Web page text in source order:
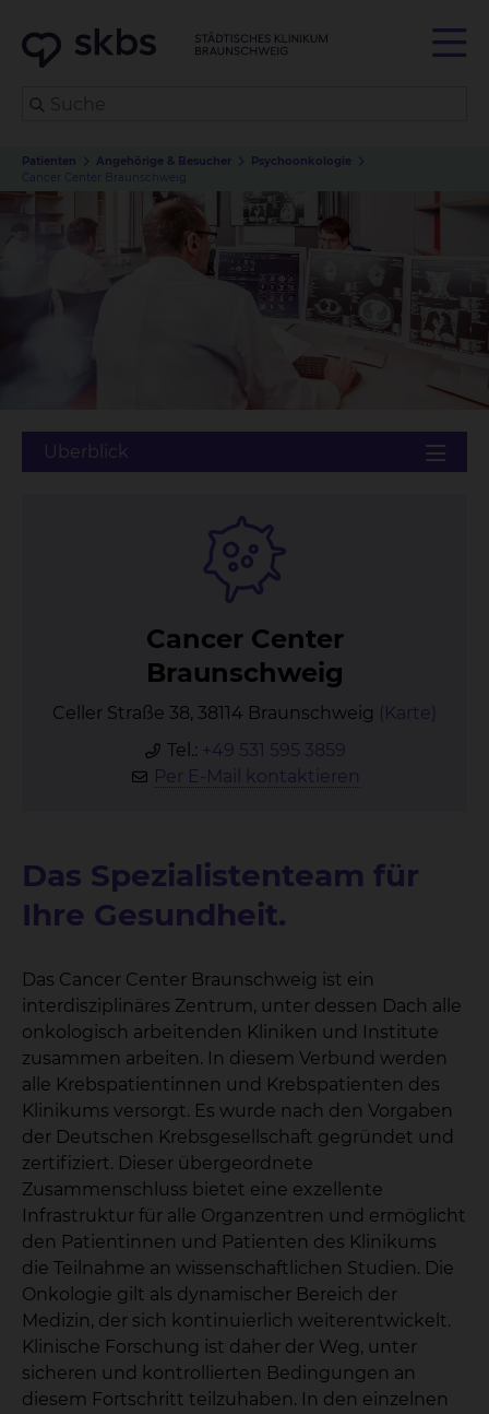
Patienten Angehörige & Besucher
Psychoonkologie
Cancer Center Braunschweig
Can­cer Cen­ter
Braun­schweig
Celler Straße 38, 38114 Braunschweig (Karte)
Tel.: +49 531 595 3859
Per E-Mail kontaktieren
Das Spezialistenteam für
Ihre Gesundheit.
Das Cancer Center Braunschweig ist ein
interdisziplinäres Zentrum, unter dessen Dach alle
onkologisch arbeitenden Kliniken und Institute
zusammen arbeiten. In diesem Verbund werden
alle Krebspatientinnen und Krebspatienten des
Klinikums versorgt. Es wurde nach den Vorgaben
der Deutschen Krebsgesellschaft gegründet und
zertifiziert. Dieser übergeordnete
Zusammenschluss bietet eine exzellente
Infrastruktur für alle Organzentren und ermöglicht
den Patientinnen und Patienten des Klinikums
die Teilnahme an wissenschaftlichen Studien. Die
Onkologie gilt als dynamischer Bereich der
Medizin, der sich kontinuierlich weiterentwickelt.
Klinische Forschung ist daher der Weg, unter
sicheren und kontrollierten Bedingungen an
diesem Fortschritt teilzuhaben. In den einzelnen